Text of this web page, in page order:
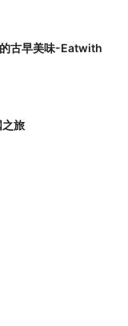
古早美味-Eatwith
旅